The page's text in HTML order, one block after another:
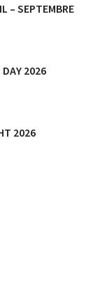
– SEPTEMBRE
DAY 2026
2026